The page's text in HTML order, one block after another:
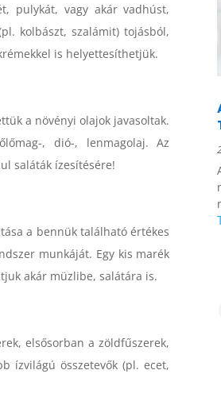
pulykát, vagy akár vadhúst,
kolbászt, szalámit) tojásból,
is helyettesíthetjük.
a növényi olajok javasoltak.
, dió-, lenmagolaj. Az
saláták ízesítésére!
a bennük található értékes
munkáját. Egy kis marék
akár müzlibe, salátára is.
elsősorban a zöldfűszerek,
ízvilágú összetevők (pl. ecet,